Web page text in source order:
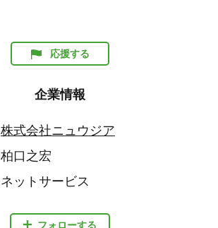
応援する
企業情報
フォローする
株式会社ニュウジア
柏口之宏
ネットサービス